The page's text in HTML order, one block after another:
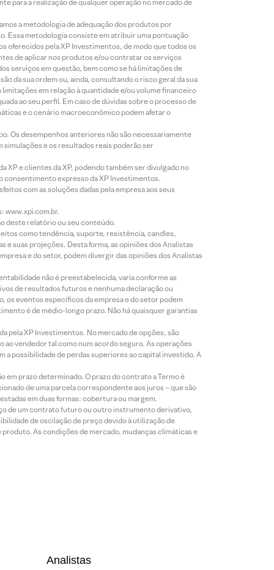
para a realização de qualquer operação no mercado de
a metodologia de adequação dos produtos por
Essa metodologia consiste em atribuir uma pontuação
oferecidos pela XP Investimentos, de modo que todos os
de aplicar nos produtos e/ou contratar os serviços
serviços em questão, bem como se há limitações de
da sua ordem ou, ainda, consultando o risco geral da sua
em relação à quantidade e/ou volume financeiro
ao seu perfil. Em caso de dúvidas sobre o processo de
e o cenário macroeconômico podem afetar o
Os desempenhos anteriores não são necessariamente
e os resultados reais poderão ser
e clientes da XP, podendo também ser divulgado no
consentimento expresso da XP Investimentos.
com as soluções dadas pela empresa aos seus
www.xpi.com.br.
deste relatório ou seu conteúdo.
como tendência, suporte, resistência, candles,
e suas projeções. Desta forma, as opiniões dos Analistas
e do setor, podem divergir das opiniões dos Analistas
não é preestabelecida, varia conforme as
de resultados futuros e nenhuma declaração ou
os eventos específicos da empresa e do setor podem
é de médio-longo prazo. Não há quaisquer garantias
pela XP Investimentos. No mercado de opções, são
vendedor tal como num acordo seguro. As operações
possibilidade de perdas superiores ao capital investido. A
em prazo determinado. O prazo do contrato a Termo é
de uma parcela correspondente aos juros – que são
em duas formas: cobertura ou margem.
de um contrato futuro ou outro instrumento derivativo,
de oscilação de preço devido à utilização de
As condições de mercado, mudanças climáticas e
Analistas